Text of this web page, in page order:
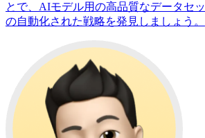
とで、AIモデル用の高品質なデータセ
の自動化された戦略を発見しましょう。